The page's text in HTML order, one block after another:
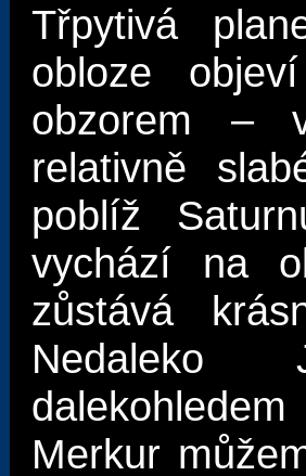
Třpytivá
obloze
obzorem –
relativně
poblíž
vychází na
zůstává
Nedaleko
Merkur